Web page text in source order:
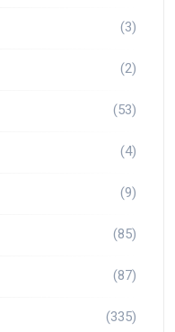
(3)
(2)
(53)
(4)
(9)
(85)
(87)
(335)